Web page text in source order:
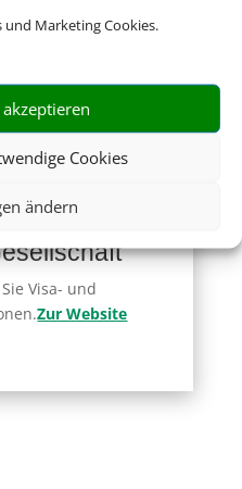
Marketing Cookies.
Cookies
ändern
und
Visa- und
Zur Website